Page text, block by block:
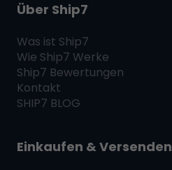
Über Ship7
Was ist Ship7
Wie Ship7 Werke
Ship7 Bewertungen
Kontakt
SHIP7 BLOG
Einkaufen & Versenden